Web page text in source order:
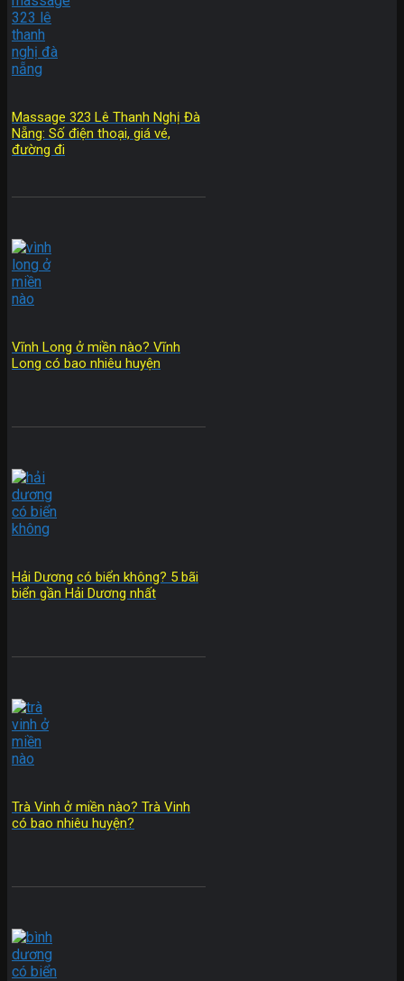
Massage 323 Lê Thanh Nghị Đà
Nẵng: Số điện thoại, giá vé,
đường đi
Vĩnh Long ở miền nào? Vĩnh
Long có bao nhiêu huyện
Hải Dương có biển không? 5 bãi
biển gần Hải Dương nhất
Trà Vinh ở miền nào? Trà Vinh
có bao nhiêu huyện?